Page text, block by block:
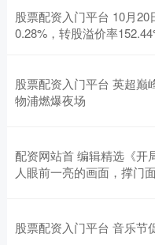
股票配资入门平台 10月
0.28%，转股溢价率
股票配资入门平台 英超巅
物浦燃爆夜场
配资网站首 编辑精选《开
人眼前一亮的画面，撑门
股票配资入门平台 音乐节